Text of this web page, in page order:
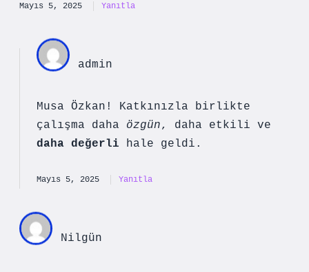
Mayıs 5, 2025 Yanıtla
admin
Musa Özkan! Katkınızla birlikte
çalışma daha özgün, daha etkili ve
daha değerli hale geldi.
Mayıs 5, 2025 Yanıtla
Nilgün